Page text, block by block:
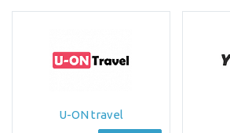
U-ON travel